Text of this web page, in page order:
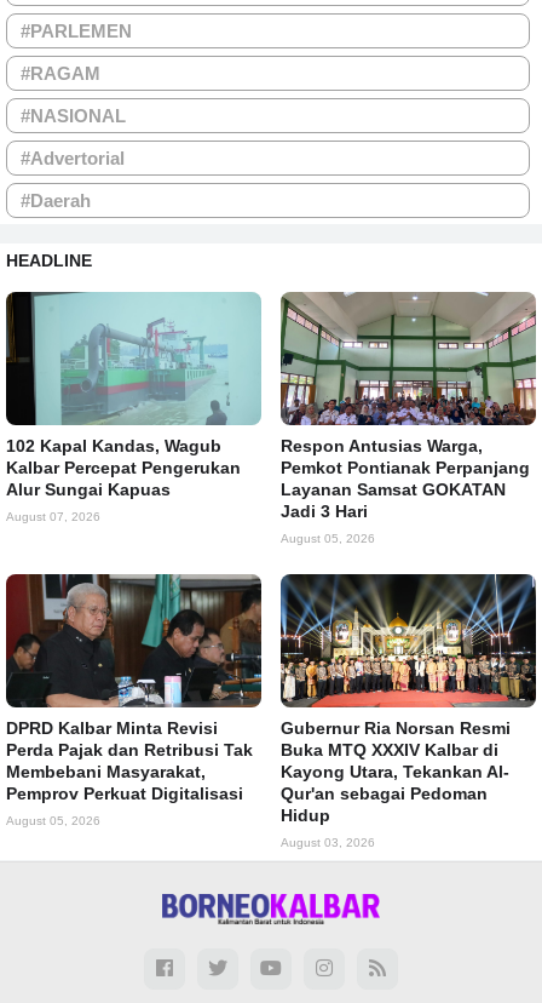
#PARLEMEN
#RAGAM
#NASIONAL
#Advertorial
#Daerah
HEADLINE
102 Kapal Kandas, Wagub
Kalbar Percepat Pengerukan
Alur Sungai Kapuas
August 07, 2026
Respon Antusias Warga,
Pemkot Pontianak Perpanjang
Layanan Samsat GOKATAN
Jadi 3 Hari
August 05, 2026
DPRD Kalbar Minta Revisi
Perda Pajak dan Retribusi Tak
Membebani Masyarakat,
Pemprov Perkuat Digitalisasi
August 05, 2026
Gubernur Ria Norsan Resmi
Buka MTQ XXXIV Kalbar di
Kayong Utara, Tekankan Al-
Qur'an sebagai Pedoman
Hidup
August 03, 2026